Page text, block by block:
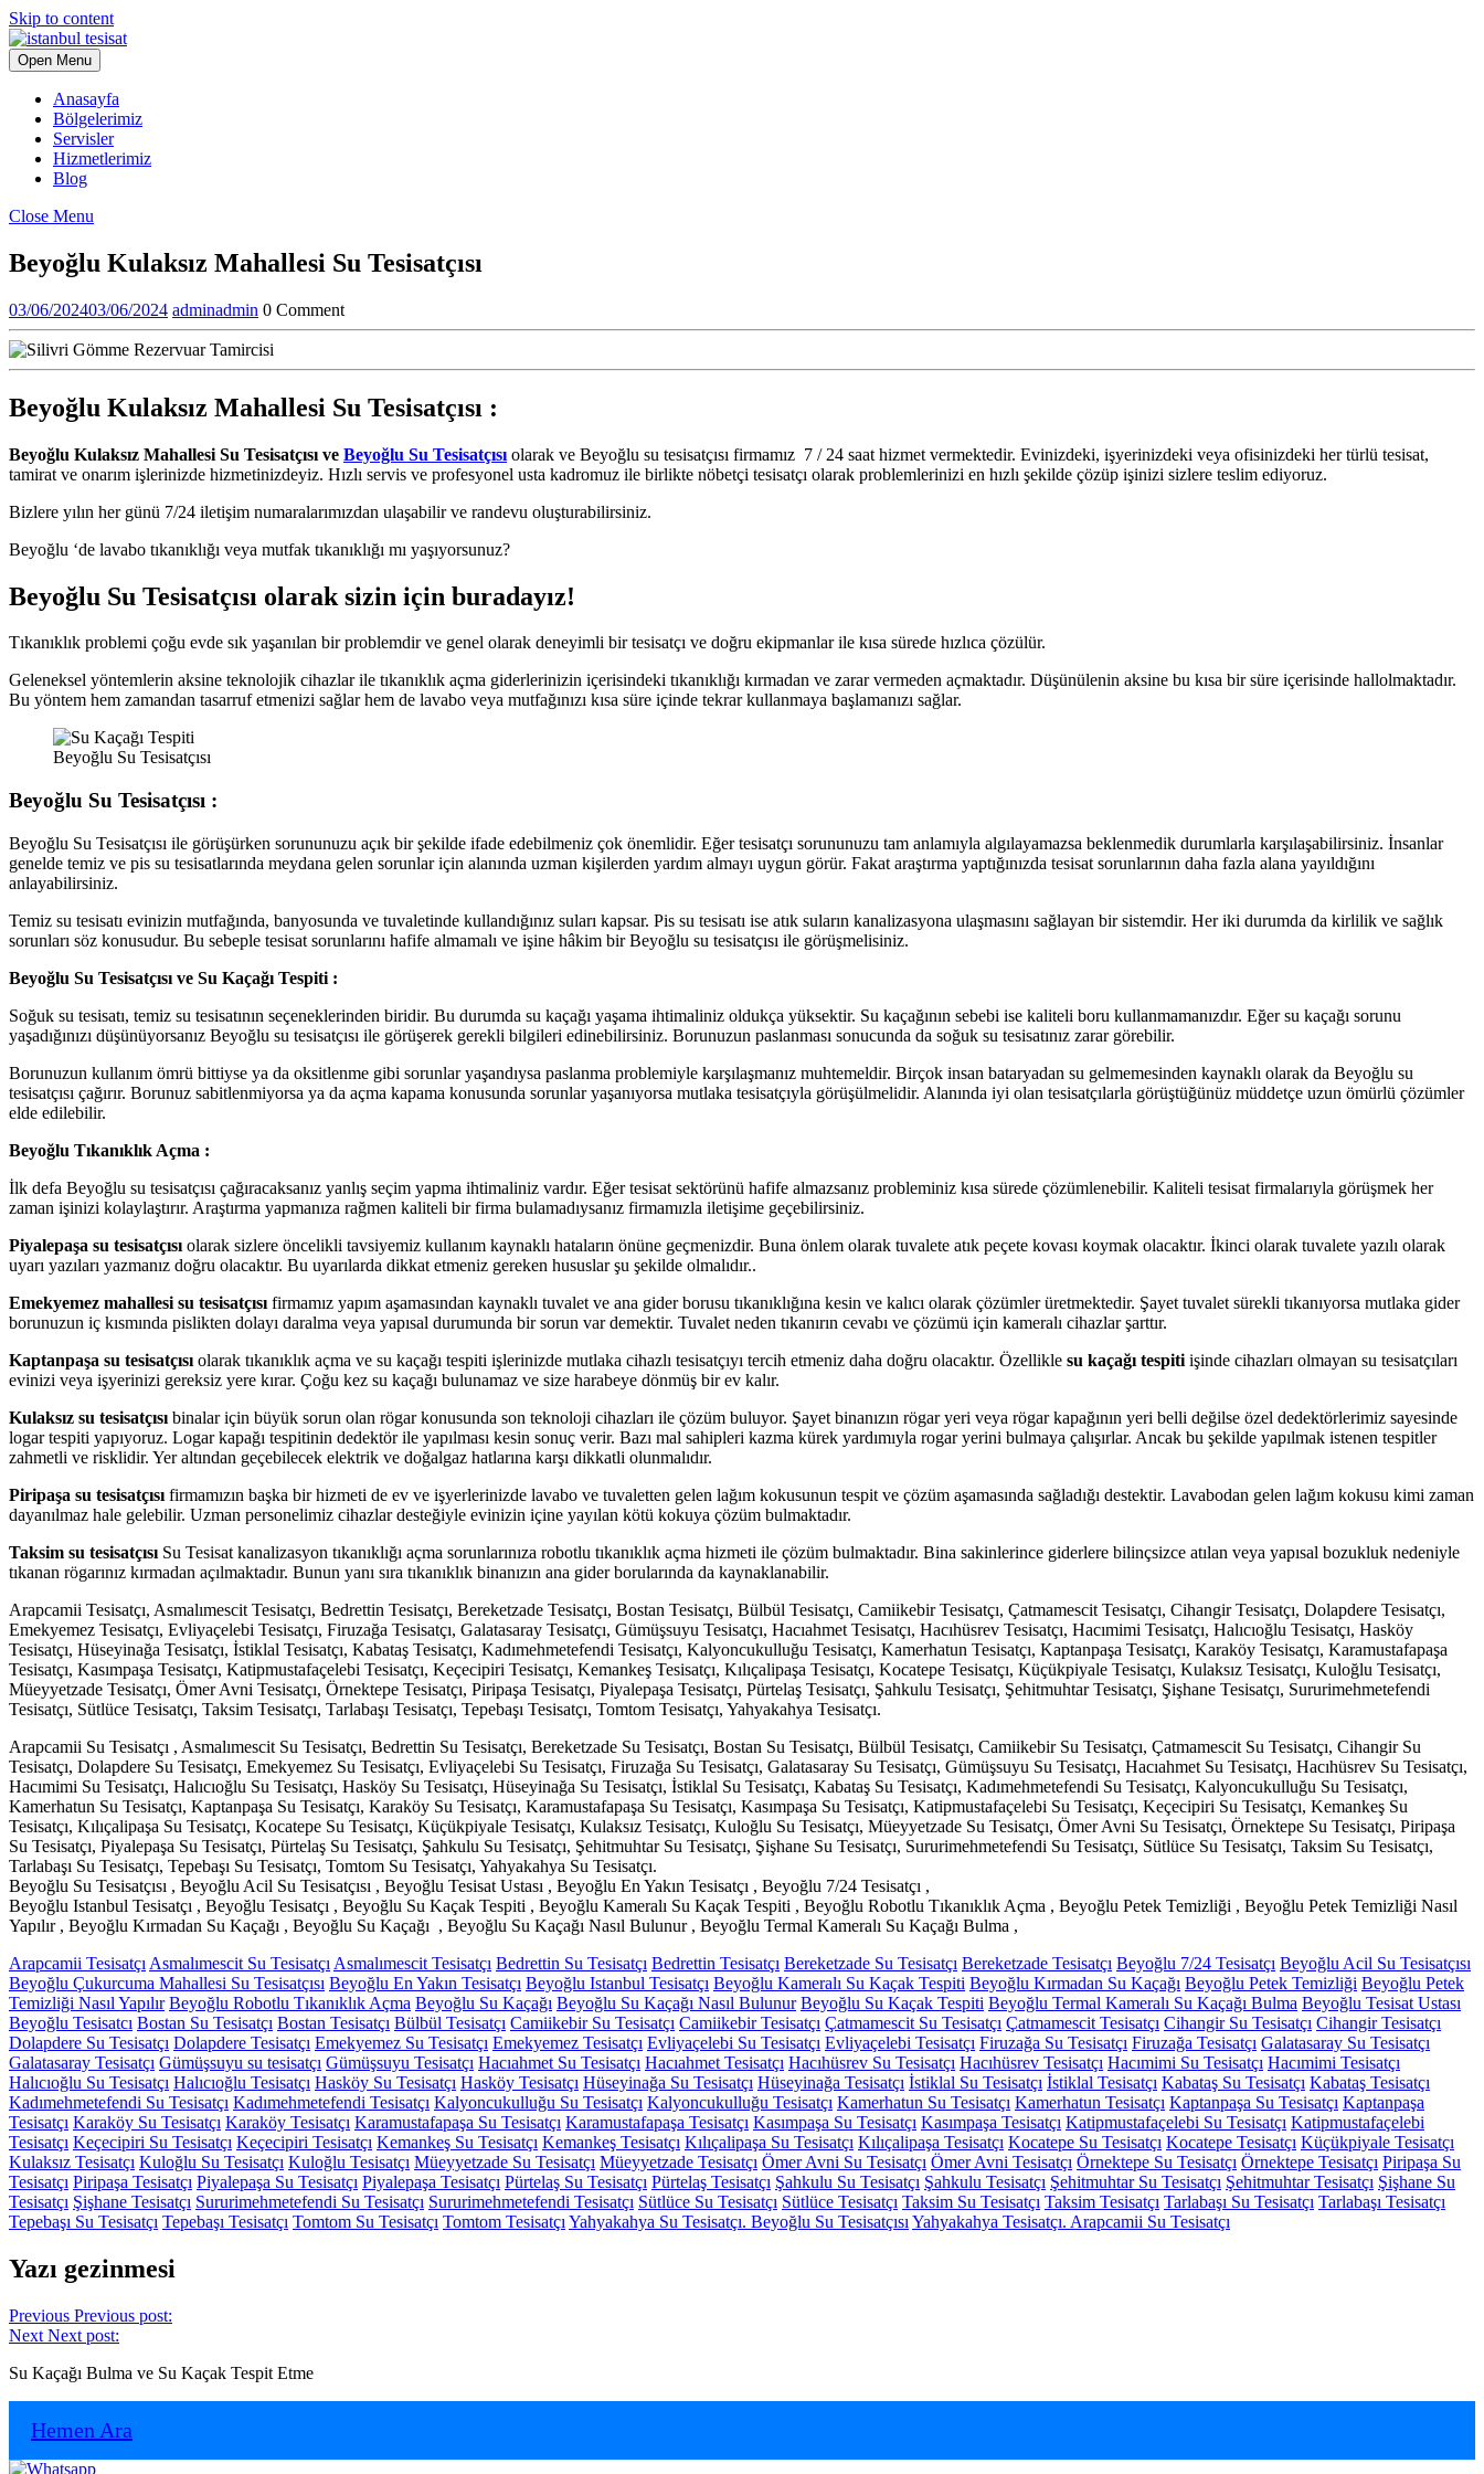
Skip to content
Open Menu
Anasayfa
Bölgelerimiz
Servisler
Hizmetlerimiz
Blog
Close Menu
Beyoğlu Kulaksız Mahallesi Su Tesisatçısı
03/06/202403/06/2024 adminadmin 0 Comment
Beyoğlu Kulaksız Mahallesi Su Tesisatçısı :
Beyoğlu Kulaksız Mahallesi Su Tesisatçısı ve Beyoğlu Su Tesisatçısı olarak ve Beyoğlu su tesisatçısı firmamız 7 / 24 saat hizmet vermektedir. Evinizdeki, işyerinizdeki veya ofisinizdeki her türlü tesisat,
tamirat ve onarım işlerinizde hizmetinizdeyiz. Hızlı servis ve profesyonel usta kadromuz ile birlikte nöbetçi tesisatçı olarak problemlerinizi en hızlı şekilde çözüp işinizi sizlere teslim ediyoruz.
Bizlere yılın her günü 7/24 iletişim numaralarımızdan ulaşabilir ve randevu oluşturabilirsiniz.
Beyoğlu ‘de lavabo tıkanıklığı veya mutfak tıkanıklığı mı yaşıyorsunuz?
Beyoğlu Su Tesisatçısı olarak sizin için buradayız!
Tıkanıklık problemi çoğu evde sık yaşanılan bir problemdir ve genel olarak deneyimli bir tesisatçı ve doğru ekipmanlar ile kısa sürede hızlıca çözülür.
Geleneksel yöntemlerin aksine teknolojik cihazlar ile tıkanıklık açma giderlerinizin içerisindeki tıkanıklığı kırmadan ve zarar vermeden açmaktadır. Düşünülenin aksine bu kısa bir süre içerisinde hallolmaktadır.
Bu yöntem hem zamandan tasarruf etmenizi sağlar hem de lavabo veya mutfağınızı kısa süre içinde tekrar kullanmaya başlamanızı sağlar.
Beyoğlu Su Tesisatçısı
Beyoğlu Su Tesisatçısı :
Beyoğlu Su Tesisatçısı ile görüşürken sorununuzu açık bir şekilde ifade edebilmeniz çok önemlidir. Eğer tesisatçı sorununuzu tam anlamıyla algılayamazsa beklenmedik durumlarla karşılaşabilirsiniz. İnsanlar
genelde temiz ve pis su tesisatlarında meydana gelen sorunlar için alanında uzman kişilerden yardım almayı uygun görür. Fakat araştırma yaptığınızda tesisat sorunlarının daha fazla alana yayıldığını
anlayabilirsiniz.
Temiz su tesisatı evinizin mutfağında, banyosunda ve tuvaletinde kullandığınız suları kapsar. Pis su tesisatı ise atık suların kanalizasyona ulaşmasını sağlayan bir sistemdir. Her iki durumda da kirlilik ve sağlık
sorunları söz konusudur. Bu sebeple tesisat sorunlarını hafife almamalı ve işine hâkim bir Beyoğlu su tesisatçısı ile görüşmelisiniz.
Beyoğlu Su Tesisatçısı ve Su Kaçağı Tespiti :
Soğuk su tesisatı, temiz su tesisatının seçeneklerinden biridir. Bu durumda su kaçağı yaşama ihtimaliniz oldukça yüksektir. Su kaçağının sebebi ise kaliteli boru kullanmamanızdır. Eğer su kaçağı sorunu
yaşadığınızı düşünüyorsanız Beyoğlu su tesisatçısı ile görüşerek gerekli bilgileri edinebilirsiniz. Borunuzun paslanması sonucunda da soğuk su tesisatınız zarar görebilir.
Borunuzun kullanım ömrü bittiyse ya da oksitlenme gibi sorunlar yaşandıysa paslanma problemiyle karşılaşmanız muhtemeldir. Birçok insan bataryadan su gelmemesinden kaynaklı olarak da Beyoğlu su
tesisatçısı çağırır. Borunuz sabitlenmiyorsa ya da açma kapama konusunda sorunlar yaşanıyorsa mutlaka tesisatçıyla görüşülmelidir. Alanında iyi olan tesisatçılarla görüştüğünüz müddetçe uzun ömürlü çözümler
elde edilebilir.
Beyoğlu Tıkanıklık Açma :
İlk defa Beyoğlu su tesisatçısı çağıracaksanız yanlış seçim yapma ihtimaliniz vardır. Eğer tesisat sektörünü hafife almazsanız probleminiz kısa sürede çözümlenebilir. Kaliteli tesisat firmalarıyla görüşmek her
zaman işinizi kolaylaştırır. Araştırma yapmanıza rağmen kaliteli bir firma bulamadıysanız firmamızla iletişime geçebilirsiniz.
Piyalepaşa su tesisatçısı olarak sizlere öncelikli tavsiyemiz kullanım kaynaklı hataların önüne geçmenizdir. Buna önlem olarak tuvalete atık peçete kovası koymak olacaktır. İkinci olarak tuvalete yazılı olarak
uyarı yazıları yazmanız doğru olacaktır. Bu uyarılarda dikkat etmeniz gereken hususlar şu şekilde olmalıdır..
Emekyemez mahallesi su tesisatçısı firmamız yapım aşamasından kaynaklı tuvalet ve ana gider borusu tıkanıklığına kesin ve kalıcı olarak çözümler üretmektedir. Şayet tuvalet sürekli tıkanıyorsa mutlaka gider
borunuzun iç kısmında pislikten dolayı daralma veya yapısal durumunda bir sorun var demektir. Tuvalet neden tıkanırın cevabı ve çözümü için kameralı cihazlar şarttır.
Kaptanpaşa su tesisatçısı olarak tıkanıklık açma ve su kaçağı tespiti işlerinizde mutlaka cihazlı tesisatçıyı tercih etmeniz daha doğru olacaktır. Özellikle su kaçağı tespiti işinde cihazları olmayan su tesisatçıları
evinizi veya işyerinizi gereksiz yere kırar. Çoğu kez su kaçağı bulunamaz ve size harabeye dönmüş bir ev kalır.
Kulaksız su tesisatçısı binalar için büyük sorun olan rögar konusunda son teknoloji cihazları ile çözüm buluyor. Şayet binanızın rögar yeri veya rögar kapağının yeri belli değilse özel dedektörlerimiz sayesinde
logar tespiti yapıyoruz. Logar kapağı tespitinin dedektör ile yapılması kesin sonuç verir. Bazı mal sahipleri kazma kürek yardımıyla rogar yerini bulmaya çalışırlar. Ancak bu şekilde yapılmak istenen tespitler
zahmetli ve risklidir. Yer altından geçebilecek elektrik ve doğalgaz hatlarına karşı dikkatli olunmalıdır.
Piripaşa su tesisatçısı firmamızın başka bir hizmeti de ev ve işyerlerinizde lavabo ve tuvaletten gelen lağım kokusunun tespit ve çözüm aşamasında sağladığı destektir. Lavabodan gelen lağım kokusu kimi zaman
dayanılmaz hale gelebilir. Uzman personelimiz cihazlar desteğiyle evinizin içine yayılan kötü kokuya çözüm bulmaktadır.
Taksim su tesisatçısı Su Tesisat kanalizasyon tıkanıklığı açma sorunlarınıza robotlu tıkanıklık açma hizmeti ile çözüm bulmaktadır. Bina sakinlerince giderlere bilinçsizce atılan veya yapısal bozukluk nedeniyle
tıkanan rögarınız kırmadan açılmaktadır. Bunun yanı sıra tıkanıklık binanızın ana gider borularında da kaynaklanabilir.
Arapcamii Tesisatçı, Asmalımescit Tesisatçı, Bedrettin Tesisatçı, Bereketzade Tesisatçı, Bostan Tesisatçı, Bülbül Tesisatçı, Camiikebir Tesisatçı, Çatmamescit Tesisatçı, Cihangir Tesisatçı, Dolapdere Tesisatçı,
Emekyemez Tesisatçı, Evliyaçelebi Tesisatçı, Firuzağa Tesisatçı, Galatasaray Tesisatçı, Gümüşsuyu Tesisatçı, Hacıahmet Tesisatçı, Hacıhüsrev Tesisatçı, Hacımimi Tesisatçı, Halıcıoğlu Tesisatçı, Hasköy
Tesisatçı, Hüseyinağa Tesisatçı, İstiklal Tesisatçı, Kabataş Tesisatçı, Kadımehmetefendi Tesisatçı, Kalyoncukulluğu Tesisatçı, Kamerhatun Tesisatçı, Kaptanpaşa Tesisatçı, Karaköy Tesisatçı, Karamustafapaşa
Tesisatçı, Kasımpaşa Tesisatçı, Katipmustafaçelebi Tesisatçı, Keçecipiri Tesisatçı, Kemankeş Tesisatçı, Kılıçalipaşa Tesisatçı, Kocatepe Tesisatçı, Küçükpiyale Tesisatçı, Kulaksız Tesisatçı, Kuloğlu Tesisatçı,
Müeyyetzade Tesisatçı, Ömer Avni Tesisatçı, Örnektepe Tesisatçı, Piripaşa Tesisatçı, Piyalepaşa Tesisatçı, Pürtelaş Tesisatçı, Şahkulu Tesisatçı, Şehitmuhtar Tesisatçı, Şişhane Tesisatçı, Sururimehmetefendi
Tesisatçı, Sütlüce Tesisatçı, Taksim Tesisatçı, Tarlabaşı Tesisatçı, Tepebaşı Tesisatçı, Tomtom Tesisatçı, Yahyakahya Tesisatçı.
Arapcamii Su Tesisatçı , Asmalımescit Su Tesisatçı, Bedrettin Su Tesisatçı, Bereketzade Su Tesisatçı, Bostan Su Tesisatçı, Bülbül Tesisatçı, Camiikebir Su Tesisatçı, Çatmamescit Su Tesisatçı, Cihangir Su
Tesisatçı, Dolapdere Su Tesisatçı, Emekyemez Su Tesisatçı, Evliyaçelebi Su Tesisatçı, Firuzağa Su Tesisatçı, Galatasaray Su Tesisatçı, Gümüşsuyu Su Tesisatçı, Hacıahmet Su Tesisatçı, Hacıhüsrev Su Tesisatçı,
Hacımimi Su Tesisatçı, Halıcıoğlu Su Tesisatçı, Hasköy Su Tesisatçı, Hüseyinağa Su Tesisatçı, İstiklal Su Tesisatçı, Kabataş Su Tesisatçı, Kadımehmetefendi Su Tesisatçı, Kalyoncukulluğu Su Tesisatçı,
Kamerhatun Su Tesisatçı, Kaptanpaşa Su Tesisatçı, Karaköy Su Tesisatçı, Karamustafapaşa Su Tesisatçı, Kasımpaşa Su Tesisatçı, Katipmustafaçelebi Su Tesisatçı, Keçecipiri Su Tesisatçı, Kemankeş Su
Tesisatçı, Kılıçalipaşa Su Tesisatçı, Kocatepe Su Tesisatçı, Küçükpiyale Tesisatçı, Kulaksız Tesisatçı, Kuloğlu Su Tesisatçı, Müeyyetzade Su Tesisatçı, Ömer Avni Su Tesisatçı, Örnektepe Su Tesisatçı, Piripaşa
Su Tesisatçı, Piyalepaşa Su Tesisatçı, Pürtelaş Su Tesisatçı, Şahkulu Su Tesisatçı, Şehitmuhtar Su Tesisatçı, Şişhane Su Tesisatçı, Sururimehmetefendi Su Tesisatçı, Sütlüce Su Tesisatçı, Taksim Su Tesisatçı,
Tarlabaşı Su Tesisatçı, Tepebaşı Su Tesisatçı, Tomtom Su Tesisatçı, Yahyakahya Su Tesisatçı.
Beyoğlu Su Tesisatçısı , Beyoğlu Acil Su Tesisatçısı , Beyoğlu Tesisat Ustası , Beyoğlu En Yakın Tesisatçı , Beyoğlu 7/24 Tesisatçı ,
Beyoğlu Istanbul Tesisatçı , Beyoğlu Tesisatçı , Beyoğlu Su Kaçak Tespiti , Beyoğlu Kameralı Su Kaçak Tespiti , Beyoğlu Robotlu Tıkanıklık Açma , Beyoğlu Petek Temizliği , Beyoğlu Petek Temizliği Nasıl
Yapılır , Beyoğlu Kırmadan Su Kaçağı , Beyoğlu Su Kaçağı , Beyoğlu Su Kaçağı Nasıl Bulunur , Beyoğlu Termal Kameralı Su Kaçağı Bulma ,
Arapcamii Tesisatçı Asmalımescit Su Tesisatçı Asmalımescit Tesisatçı Bedrettin Su Tesisatçı Bedrettin Tesisatçı Bereketzade Su Tesisatçı Bereketzade Tesisatçı Beyoğlu 7/24 Tesisatçı Beyoğlu Acil Su Tesisatçısı
Beyoğlu Çukurcuma Mahallesi Su Tesisatçısı Beyoğlu En Yakın Tesisatçı Beyoğlu Istanbul Tesisatçı Beyoğlu Kameralı Su Kaçak Tespiti Beyoğlu Kırmadan Su Kaçağı Beyoğlu Petek Temizliği Beyoğlu Petek
Temizliği Nasıl Yapılır Beyoğlu Robotlu Tıkanıklık Açma Beyoğlu Su Kaçağı Beyoğlu Su Kaçağı Nasıl Bulunur Beyoğlu Su Kaçak Tespiti Beyoğlu Termal Kameralı Su Kaçağı Bulma Beyoğlu Tesisat Ustası
Beyoğlu Tesisatcı Bostan Su Tesisatçı Bostan Tesisatçı Bülbül Tesisatçı Camiikebir Su Tesisatçı Camiikebir Tesisatçı Çatmamescit Su Tesisatçı Çatmamescit Tesisatçı Cihangir Su Tesisatçı Cihangir Tesisatçı
Dolapdere Su Tesisatçı Dolapdere Tesisatçı Emekyemez Su Tesisatçı Emekyemez Tesisatçı Evliyaçelebi Su Tesisatçı Evliyaçelebi Tesisatçı Firuzağa Su Tesisatçı Firuzağa Tesisatçı Galatasaray Su Tesisatçı
Galatasaray Tesisatçı Gümüşsuyu su tesisatçı Gümüşsuyu Tesisatçı Hacıahmet Su Tesisatçı Hacıahmet Tesisatçı Hacıhüsrev Su Tesisatçı Hacıhüsrev Tesisatçı Hacımimi Su Tesisatçı Hacımimi Tesisatçı
Halıcıoğlu Su Tesisatçı Halıcıoğlu Tesisatçı Hasköy Su Tesisatçı Hasköy Tesisatçı Hüseyinağa Su Tesisatçı Hüseyinağa Tesisatçı İstiklal Su Tesisatçı İstiklal Tesisatçı Kabataş Su Tesisatçı Kabataş Tesisatçı
Kadımehmetefendi Su Tesisatçı Kadımehmetefendi Tesisatçı Kalyoncukulluğu Su Tesisatçı Kalyoncukulluğu Tesisatçı Kamerhatun Su Tesisatçı Kamerhatun Tesisatçı Kaptanpaşa Su Tesisatçı Kaptanpaşa
Tesisatçı Karaköy Su Tesisatçı Karaköy Tesisatçı Karamustafapaşa Su Tesisatçı Karamustafapaşa Tesisatçı Kasımpaşa Su Tesisatçı Kasımpaşa Tesisatçı Katipmustafaçelebi Su Tesisatçı Katipmustafaçelebi
Tesisatçı Keçecipiri Su Tesisatçı Keçecipiri Tesisatçı Kemankeş Su Tesisatçı Kemankeş Tesisatçı Kılıçalipaşa Su Tesisatçı Kılıçalipaşa Tesisatçı Kocatepe Su Tesisatçı Kocatepe Tesisatçı Küçükpiyale Tesisatçı
Kulaksız Tesisatçı Kuloğlu Su Tesisatçı Kuloğlu Tesisatçı Müeyyetzade Su Tesisatçı Müeyyetzade Tesisatçı Ömer Avni Su Tesisatçı Ömer Avni Tesisatçı Örnektepe Su Tesisatçı Örnektepe Tesisatçı Piripaşa Su
Tesisatçı Piripaşa Tesisatçı Piyalepaşa Su Tesisatçı Piyalepaşa Tesisatçı Pürtelaş Su Tesisatçı Pürtelaş Tesisatçı Şahkulu Su Tesisatçı Şahkulu Tesisatçı Şehitmuhtar Su Tesisatçı Şehitmuhtar Tesisatçı Şişhane Su
Tesisatçı Şişhane Tesisatçı Sururimehmetefendi Su Tesisatçı Sururimehmetefendi Tesisatçı Sütlüce Su Tesisatçı Sütlüce Tesisatçı Taksim Su Tesisatçı Taksim Tesisatçı Tarlabaşı Su Tesisatçı Tarlabaşı Tesisatçı
Tepebaşı Su Tesisatçı Tepebaşı Tesisatçı Tomtom Su Tesisatçı Tomtom Tesisatçı Yahyakahya Su Tesisatçı. Beyoğlu Su Tesisatçısı Yahyakahya Tesisatçı. Arapcamii Su Tesisatçı
Yazı gezinmesi
Previous Previous post:
Next Next post:
Su Kaçağı Bulma ve Su Kaçak Tespit Etme
Hemen Ara